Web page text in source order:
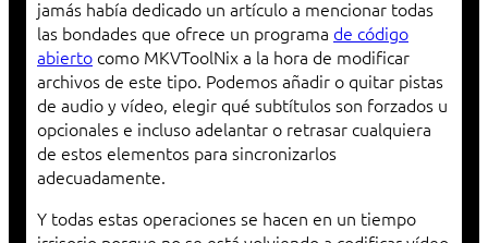
jamás había dedicado un artículo a mencionar todas
las bondades que ofrece un programa de código
abierto como MKVToolNix a la hora de modificar
archivos de este tipo. Podemos añadir o quitar pistas
de audio y vídeo, elegir qué subtítulos son forzados u
opcionales e incluso adelantar o retrasar cualquiera
de estos elementos para sincronizarlos
adecuadamente.
Y todas estas operaciones se hacen en un tiempo